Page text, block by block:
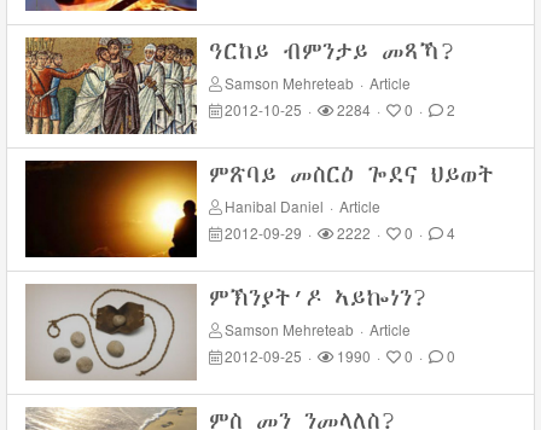
ዓርከይ ብምንታይ መጻኻ?
Samson Mehreteab · Article
2012-10-25 · 2284 · 0 · 2
ምጽባይ መስርዕ ጐደና ህይወት
Hanibal Daniel · Article
2012-09-29 · 2222 · 0 · 4
ምኽንያት’ዶ ኣይኰነን?
Samson Mehreteab · Article
2012-09-25 · 1990 · 0 · 0
ምስ መን ንመላለስ?